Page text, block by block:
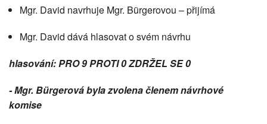
Mgr. David navrhuje Mgr. Bürgerovou – přijímá
Mgr. David dává hlasovat o svém návrhu
hlasování: PRO 9 PROTI 0 ZDRŽEL SE 0
- Mgr. Bürgerová byla zvolena členem návrhové
komise